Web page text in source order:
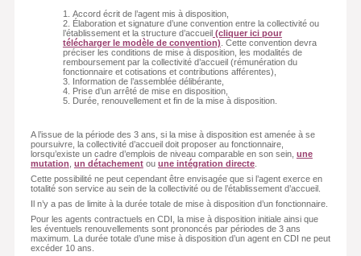
Accord écrit de l’agent mis à disposition,
Élaboration et signature d’une convention entre la collectivité ou
l’établissement et la structure d’accueil(cliquer ici pour
télécharger le modèle de convention) . Cette convention devra
préciser les conditions de mise à disposition, les modalités de
remboursement par la collectivité d’accueil (rémunération du
fonctionnaire et cotisations et contributions afférentes),
Information de l’assemblée délibérante,
Prise d’un arrêté de mise en disposition,
Durée, renouvellement et fin de la mise à disposition.
A l’issue de la période des 3 ans, si la mise à disposition est amenée à se
poursuivre, la collectivité d’accueil doit proposer au fonctionnaire,
lorsqu’existe un cadre d’emplois de niveau comparable en son sein, une
mutation un détachementou une intégration directe.
Cette possibilité ne peut cependant être envisagée que si l’agent exerce en
totalité son service au sein de la collectivité ou de l’établissement d’accueil.
Il n’y a pas de limite à la durée totale de mise à disposition d’un fonctionnaire.
Pour les agents contractuels en CDI, la mise à disposition initiale ainsi que
les éventuels renouvellements sont prononcés par périodes de 3 ans
maximum. La durée totale d’une mise à disposition d’un agent en CDI ne peut
excéder 10 ans.